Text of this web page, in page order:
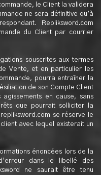
le Client la validera
ne sera définitive qu’à
Repliksword.com
du Client par courrier
souscrites aux termes
Vente, et en particulier les
pourra entraîner la
de son Compte Client
en cause, sans
que pourrait solliciter la
se réserve le
avec lequel existerait un
énoncées lors de la
dans le libellé des
ne saurait être tenu